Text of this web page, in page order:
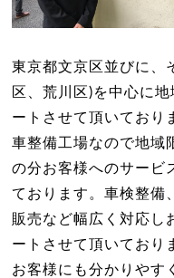
東京都文京区並びに、
区、荒川区)を中心に
ートさせて頂いており
車整備工場なので地域
の分お客様へのサービ
ております。車検整備
販売など幅広く対応し
ートさせて頂いており
お客様にも分かりやす